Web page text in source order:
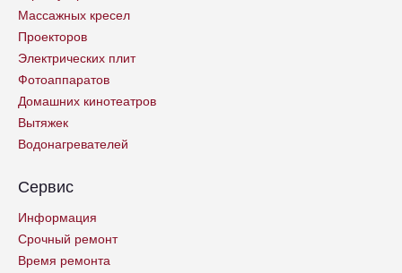
Массажных кресел
Проекторов
Электрических плит
Фотоаппаратов
Домашних кинотеатров
Вытяжек
Водонагревателей
Сервис
Информация
Срочный ремонт
Время ремонта